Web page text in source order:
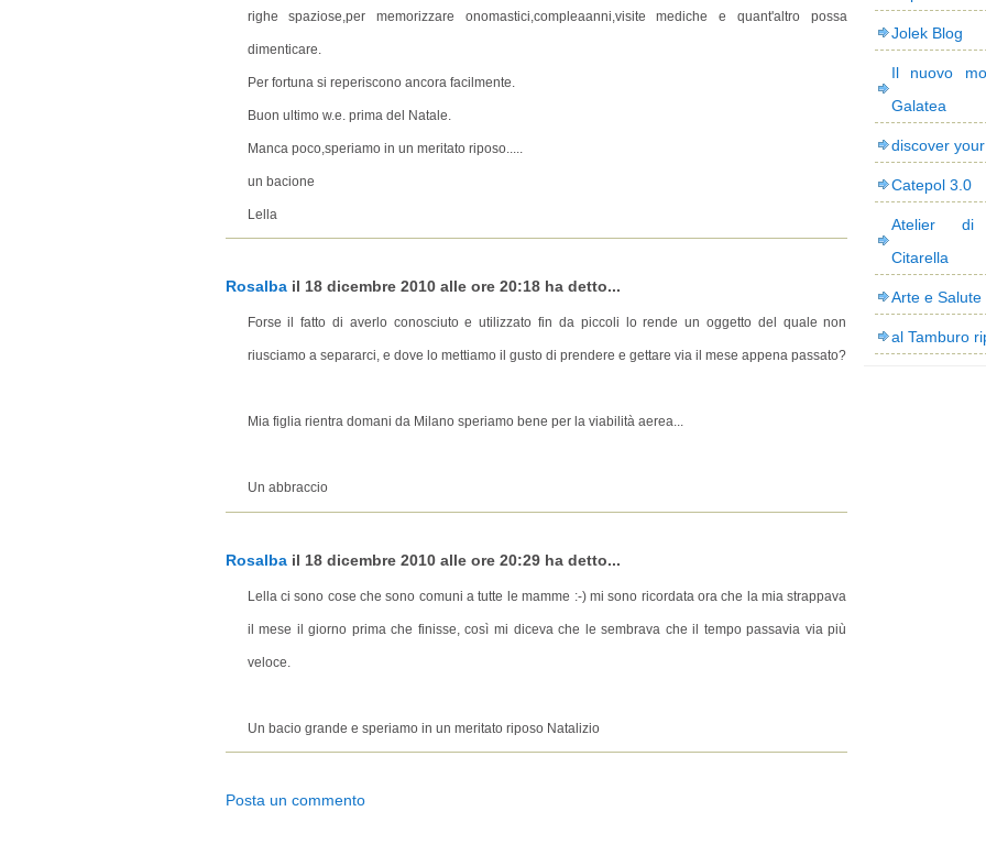
righe spaziose,per memorizzare onomastici,compleaanni,visite mediche e quant'altro possa
dimenticare.
Per fortuna si reperiscono ancora facilmente.
Buon ultimo w.e. prima del Natale.
Manca poco,speriamo in un meritato riposo.....
un bacione
Lella
Rosalbail 18 dicembre 2010 alle ore 20:18 ha detto...
Forse il fatto di averlo conosciuto e utilizzato fin da piccoli lo rende un oggetto del quale non
riusciamo a separarci, e dove lo mettiamo il gusto di prendere e gettare via il mese appena passato?
Mia figlia rientra domani da Milano speriamo bene per la viabilità aerea...
Un abbraccio
Rosalbail 18 dicembre 2010 alle ore 20:29 ha detto...
Lella ci sono cose che sono comuni a tutte le mamme :-) mi sono ricordata ora che la mia strappava
il mese il giorno prima che finisse, così mi diceva che le sembrava che il tempo passavia via più
veloce.
Un bacio grande e speriamo in un meritato riposo Natalizio
Posta un commento
Jolek Blog
Il nuovo
Galatea
discover
Catepol 3.0
Atelier di
Citarella
Arte e Salute
al Tamburo